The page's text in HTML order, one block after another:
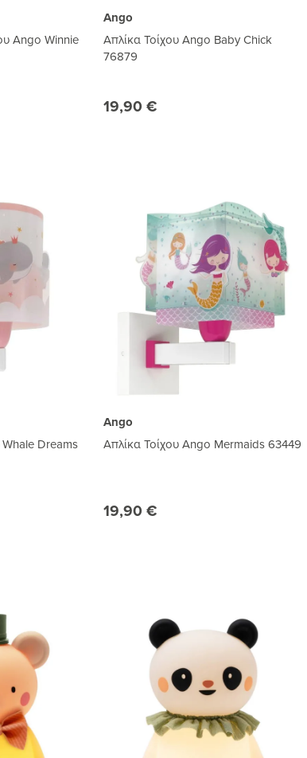
Ango Winnie
Ango
Απλίκα Τοίχου Ango Baby Chick
76879
19,90 €
Dreams
Ango
Απλίκα Τοίχου Ango Mermaids 63449
19,90 €